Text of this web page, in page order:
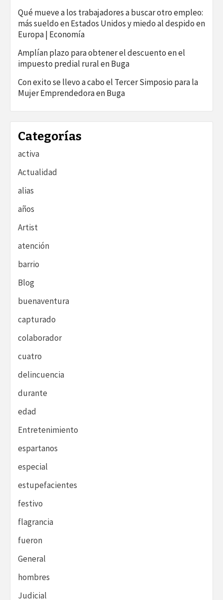
Qué mueve a los trabajadores a buscar otro empleo:
más sueldo en Estados Unidos y miedo al despido en
Europa | Economía
Amplían plazo para obtener el descuento en el
impuesto predial rural en Buga
Con exito se llevo a cabo el Tercer Simposio para la
Mujer Emprendedora en Buga
Categorías
activa
Actualidad
alias
años
Artist
atención
barrio
Blog
buenaventura
capturado
colaborador
cuatro
delincuencia
durante
edad
Entretenimiento
espartanos
especial
estupefacientes
festivo
flagrancia
fueron
General
hombres
Judicial